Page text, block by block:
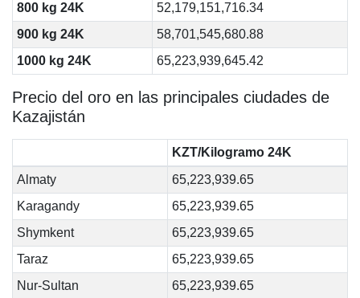
800 kg 24K
52,179,151,716.34
900 kg 24K
58,701,545,680.88
1000 kg 24K
65,223,939,645.42
Precio del oro en las principales ciudades de
Kazajistán
KZT/Kilogramo 24K
Almaty
65,223,939.65
Karagandy
65,223,939.65
Shymkent
65,223,939.65
Taraz
65,223,939.65
Nur-Sultan
65,223,939.65